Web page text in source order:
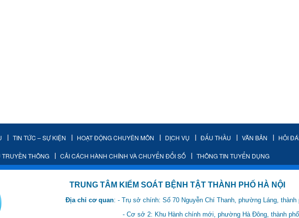
TIN TỨC – SỰ KIỆN HOẠT ĐỘNG CHUYÊN MÔN DỊCH VỤ ĐẤU THẦU VĂN BẢN HỎI
TRUYỀN THÔNG CẢI CÁCH HÀNH CHÍNH VÀ CHUYỂN ĐỔI SỐ THÔNG TIN TUYỂN DỤNG
TRUNG TÂM KIỂM SOÁT BỆNH TẬT THÀNH PHỐ HÀ NỘI
Địa chỉ cơ quan: - Trụ sở chính: Số 70 Nguyễn Chí Thanh, phường Láng, thành
- Cơ sở 2: Khu Hành chính mới, phường Hà Đông, thành phố